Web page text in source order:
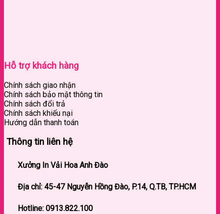
Hỗ trợ khách hàng
Chính sách giao nhận
Chính sách bảo mật thông tin
Chính sách đổi trả
Chính sách khiếu nại
Hướng dẫn thanh toán
Thông tin liên hệ
Xưởng In Vải Hoa Anh Đào
Địa chỉ: 45-47Nguyễn Hồng Đào, P.14, Q.TB, TP.HCM
Hotline: 0913.822.100